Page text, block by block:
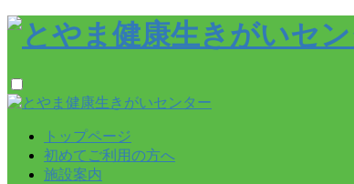
トップページ
初めてご利用の方へ
施設案内